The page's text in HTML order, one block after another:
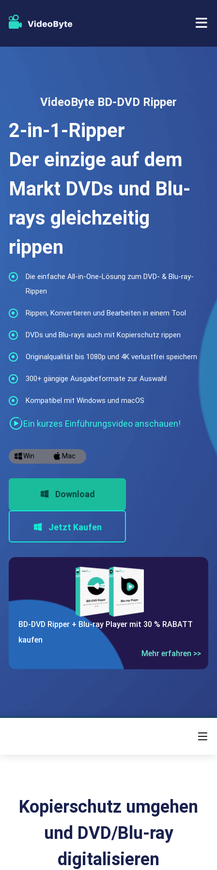
DVD Creator
Support
VideoByte BD-DVD Ripper
2-in-1-Ripper
Der einzige auf dem
Markt DVDs und Blu-
rays gleichzeitig
rippen
Die einfache All-in-One-Lösung zum DVD- & Blu-ray-
Rippen
Rippen, Konvertieren und Bearbeiten in einem Tool
DVDs und Blu-rays auch mit Kopierschutz rippen
Originalqualität bis 1080p und 4K verlustfrei speichern
300+ gängige Ausgabeformate zur Auswahl
Kompatibel mit Windows und macOS
Ein kurzes Einführungsvideo anschauen!
Win Mac
Download
Jetzt Kaufen
BD-DVD Ripper + Blu-ray Player mit 30 % RABATT
kaufen
Mehr erfahren >>
Kopierschutz umgehen
und DVD/Blu-ray
digitalisieren